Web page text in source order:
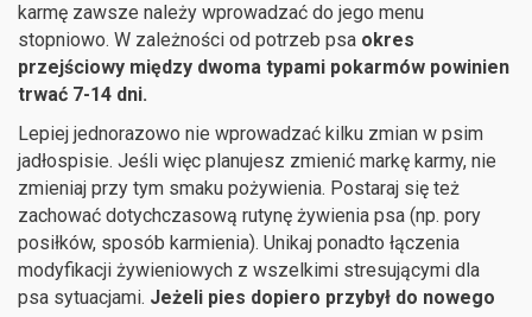
karmę zawsze należy wprowadzać do jego menu
stopniowo. W zależności od potrzeb psa okres
przejściowy między dwoma typami pokarmów powinien
trwać 7-14 dni.
Lepiej jednorazowo nie wprowadzać kilku zmian w psim
jadłospisie. Jeśli więc planujesz zmienić markę karmy, nie
zmieniaj przy tym smaku pożywienia. Postaraj się też
zachować dotychczasową rutynę żywienia psa (np. pory
posiłków, sposób karmienia). Unikaj ponadto łączenia
modyfikacji żywieniowych z wszelkimi stresującymi dla
psa sytuacjami. Jeżeli pies dopiero przybył do nowego